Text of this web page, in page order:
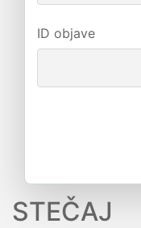
ID objave
STEČAJ